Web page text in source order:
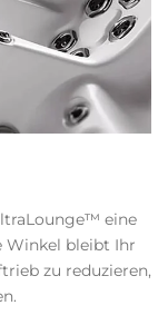
eine
Winkel bleibt Ihr
zu reduzieren,